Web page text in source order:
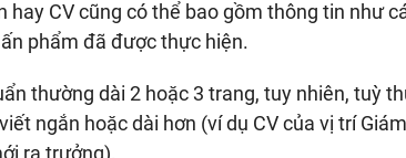
hay CV cũng có thể bao gồm thông tin như
phẩm đã được thực hiện.
thường dài 2 hoặc 3 trang, tuy nhiên, tuỳ
ngắn hoặc dài hơn (ví dụ CV của vị trí
ra trưởng).